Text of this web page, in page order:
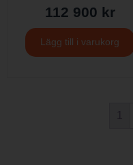
112 900 kr
Lägg till i varukorg